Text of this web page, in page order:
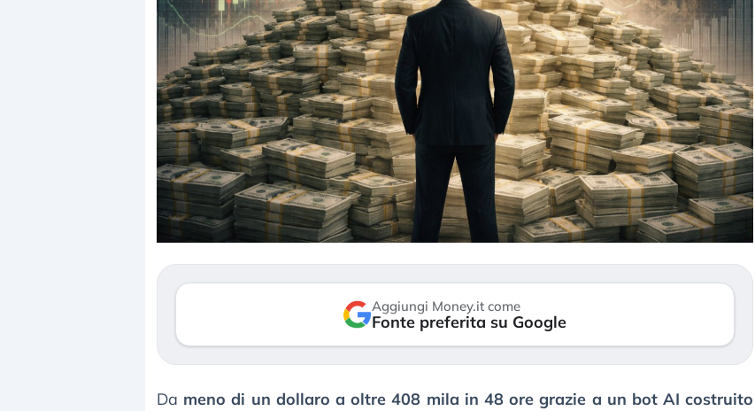
Aggiungi Money.it come
Fonte preferita su Google
Da meno di un dollaro a oltre 408 mila in 48 ore grazie a un bot AI costruito
Dalle valutazioni estreme alla
correzione. Cosa sta guidando il
repricing degli asset?
3 agosto 2026
«La mia vita è rovinata». Investitori
in preda al panico dopo lo scoppio
della bolla AI
Kospi, mentre gli investitori retail (…)
30 luglio 2026